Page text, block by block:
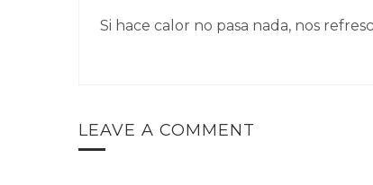
Si hace calor no pasa nada, nos
LEAVE A COMMENT